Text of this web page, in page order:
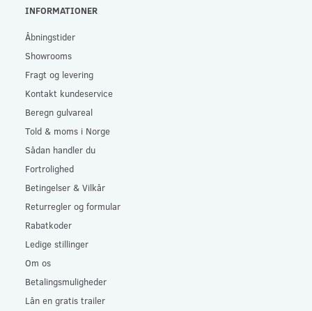
INFORMATIONER
Åbningstider
Showrooms
Fragt og levering
Kontakt kundeservice
Beregn gulvareal
Told & moms i Norge
Sådan handler du
Fortrolighed
Betingelser & Vilkår
Returregler og formular
Rabatkoder
Ledige stillinger
Om os
Betalingsmuligheder
Lån en gratis trailer